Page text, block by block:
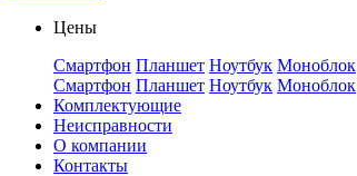
Цены
Смартфон Планшет Ноутбук Моноблок
Смартфон Планшет Ноутбук Моноблок
Комплектующие
Неисправности
О компании
Контакты